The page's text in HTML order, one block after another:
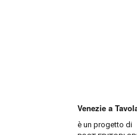
Venezie a
è un progetto di